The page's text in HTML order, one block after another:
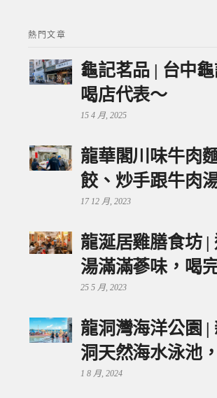
熱門文章
龜記茗品 | 台中
喝店代表～
15 4 月, 2025
龍華閣川味牛肉
餃、炒手跟牛肉
17 12 月, 2023
龍涎居雞膳食坊
湯滿滿蔘味，喝
25 5 月, 2023
龍洞灣海洋公園
洞天然海水泳池
1 8 月, 2024